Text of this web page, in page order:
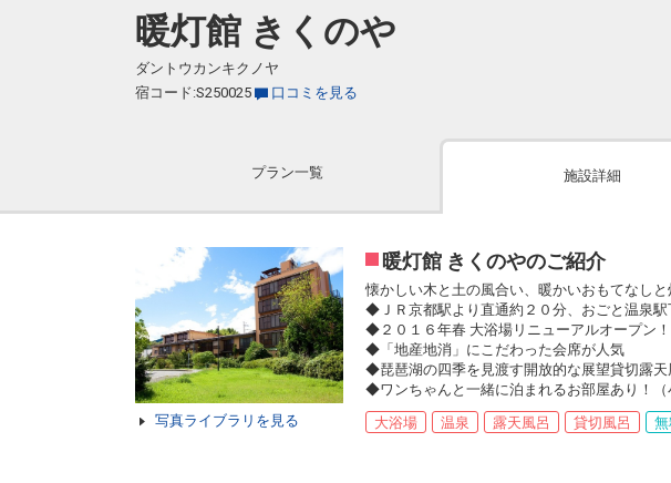
暖灯館 きくのや
ダントウカンキクノヤ
宿コード:S250025
口コミを見る
プラン一覧 施設詳細
写真ライブラリを見る
暖灯館 きくのやのご紹介
懐かしい木と土の風合い、暖かいおもてなしと
◆ＪＲ京都駅より直通約２０分、おごと温泉駅
◆２０１６年春 大浴場リニューアルオープン！
◆「地産地消」にこだわった会席が人気
◆琵琶湖の四季を見渡す開放的な展望貸切露天
◆ワンちゃんと一緒に泊まれるお部屋あり！（
大浴場
温泉 露天風呂 貸切風呂